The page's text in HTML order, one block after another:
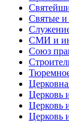
Святые и
СМИ и
Союз
Церковь
Церковь
Церковь